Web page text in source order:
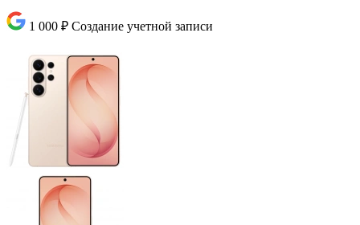
1 000 ₽ Создание учетной записи